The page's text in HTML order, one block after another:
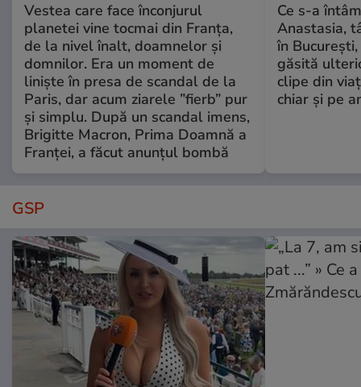
Vestea care face înconjurul
planetei vine tocmai din Franța,
de la nivel înalt, doamnelor și
domnilor. Era un moment de
liniște în presa de scandal de la
Paris, dar acum ziarele ”fierb” pur
și simplu. După un scandal imens,
Brigitte Macron, Prima Doamnă a
Franței, a făcut anunțul bombă
Ce s-a
Anastasia,
în
găsită
clipe din
chiar și pe
GSP